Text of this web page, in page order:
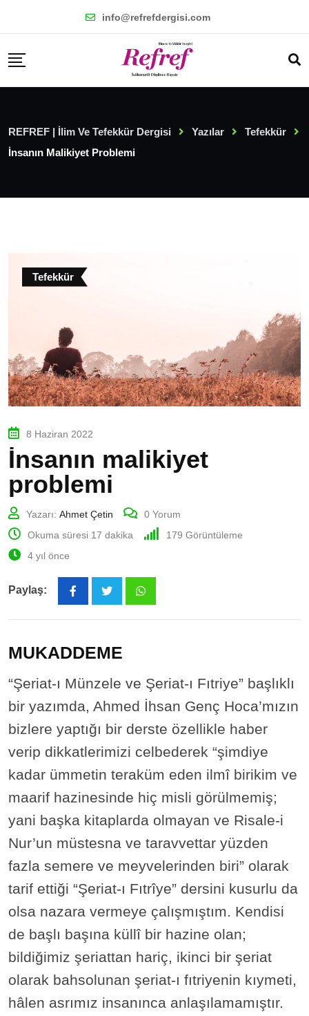
content
info@refrefdergisi.com
REFREF | İlim Ve Tefekkür Dergisi Yazılar
Tefekkür
İnsanın Malikiyet Problemi
Tefekkür
8 Haziran 2022
İnsanın malikiyet
problemi
Yazarı: Ahmet Çetin 0 Yorum
Okuma süresi 17 dakika
179 Görüntüleme
4 yıl önce
Paylaş:
MUKADDEME
“Şeriat-ı Münzele ve Şeriat-ı Fıtriye” başlıklı
bir yazımda, Ahmed İhsan Genç Hoca’mızın
bizlere yaptığı bir derste özellikle haber
verip dikkatlerimizi celbederek “şimdiye
kadar ümmetin teraküm eden ilmî birikim ve
maarif hazinesinde hiç misli görülmemiş;
yani başka kitaplarda olmayan ve Risale-i
Nur’un müstesna ve taravvettar yüzden
fazla semere ve meyvelerinden biri” olarak
tarif ettiği “Şeriat-ı Fıtrîye” dersini kusurlu da
olsa nazara vermeye çalışmıştım. Kendisi
de başlı başına küllî bir hazine olan;
bildiğimiz şeriattan hariç, ikinci bir şeriat
olarak bahsolunan şeriat-ı fıtriyenin kıymeti,
hâlen asrımız insanınca anlaşılamamıştır.